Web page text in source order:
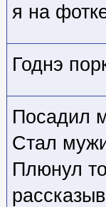
я на
Годнэ
Посадил
Стал
Плюнул